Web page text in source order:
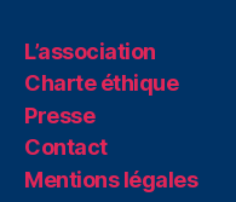
L’association
Charte éthique
Presse
Contact
Mentions légales